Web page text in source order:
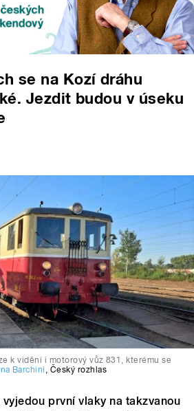
se na Kozí dráhu
Jezdit budou v úseku
k vidění i motorový vůz 831, kterému se
Barchini , Český rozhlas
první vlaky na takzvanou